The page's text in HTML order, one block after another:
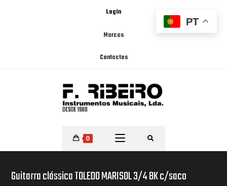
Login
Marcas
Contactos
0
Guitarra clássica TOLEDO MARISOL 3/4 BK c/saco
PT